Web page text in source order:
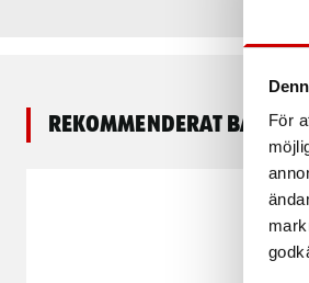
För
Rekommenderat